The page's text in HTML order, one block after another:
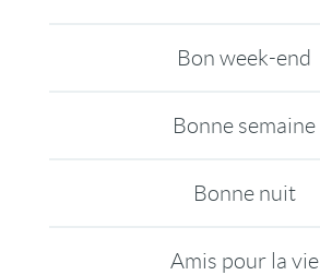
Bon week-end
Bonne semaine
Bonne nuit
Amis pour la vie